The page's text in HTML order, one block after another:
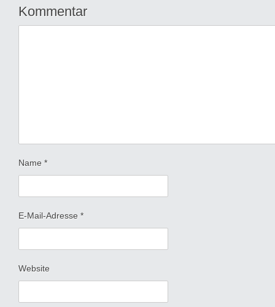
Kommentar
Name *
E-Mail-Adresse *
Website